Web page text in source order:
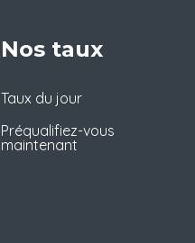
Nos taux
Taux du jour
Préqualifiez-vous
maintenant